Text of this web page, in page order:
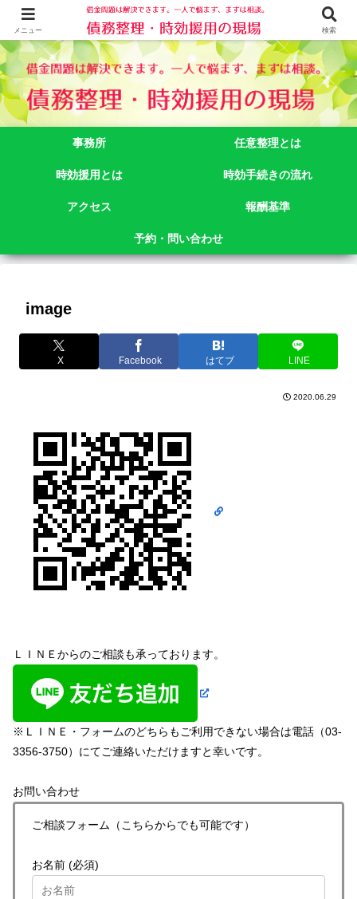
借金問題でお悩みなら司法書士法人御苑総合事務所にご相談下さい。 東京都
新宿区新宿二丁目５番１号アルテビル新宿４階 TEL:03-3356-3750
事務所 任意整理とは
時効援用とは 時効手続きの流れ
アクセス 報酬基準
予約・問い合わせ
image
X Facebook はてブ LINE
2020.06.29
ＬＩＮＥからのご相談も承っております。
※ＬＩＮＥ・フォームのどちらもご利用できない場合は電話（03-
3356-3750）にてご連絡いただけますと幸いです。
お問い合わせ
ご相談フォーム（こちらからでも可能です）
お名前 (必須)
メニュー 検索